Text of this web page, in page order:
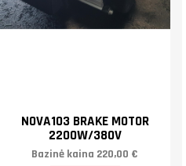
NOVA103 BRAKE MOTOR
2200W/380V
Bazinė kaina 220,00 €